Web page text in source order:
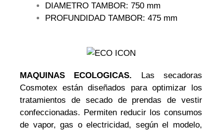
DIAMETRO TAMBOR: 750 mm
PROFUNDIDAD TAMBOR: 475 mm
MAQUINAS ECOLOGICAS. Las secadoras
Cosmotex están diseñados para optimizar los
tratamientos de secado de prendas de vestir
confeccionadas. Permiten reducir los consumos
de vapor, gas o electricidad, según el modelo,